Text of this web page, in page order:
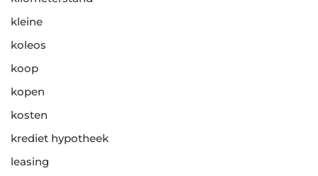
kleine
koleos
koop
kopen
kosten
krediet hypotheek
leasing